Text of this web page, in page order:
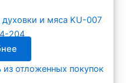
и мяса KU-007
204
из отложенных покупок